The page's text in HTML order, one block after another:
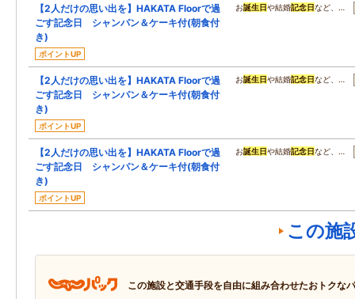
【2人だけの思い出を】HAKATA Floorで過
ごす記念日 シャンパン＆ケーキ付(朝食付
き)
ポイントUP
お誕生日や結婚記念日など、…
【2人だけの思い出を】HAKATA Floorで過
ごす記念日 シャンパン＆ケーキ付(朝食付
き)
ポイントUP
お誕生日や結婚記念日など、…
【2人だけの思い出を】HAKATA Floorで過
ごす記念日 シャンパン＆ケーキ付(朝食付
き)
ポイントUP
お誕生日や結婚記念日など、…
この施
この施設と交通手段を自由に組み合わせたおトクな